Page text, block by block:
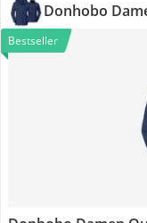
Donhobo
Bestseller